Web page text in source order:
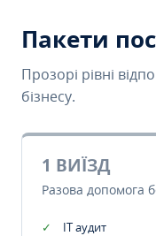
Пакети
Прозорі рівні
бізнесу.
1 ВИЇЗД
Разова допомога
IT аудит